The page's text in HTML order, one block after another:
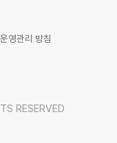
영관리 방침
RESERVED